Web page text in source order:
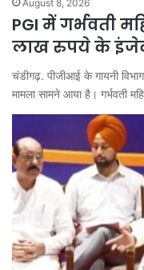
August 8, 2026
PGI में गर्भवती
लाख रुपये के
चंडीगढ़. पीजीआई के गायनी
मामला सामने आया है। गर्भवती